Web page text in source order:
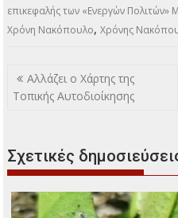
επικεφαλής των «Ενεργών
Χρόνη Νακόπουλο,Χρόνης
Πλοήγηση
άρθρων
Αλλάζει ο Χάρτης της
Τοπικής Αυτοδιοίκησης
Σχετικές